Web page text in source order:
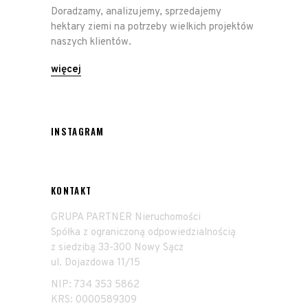
Doradzamy, analizujemy, sprzedajemy
hektary ziemi na potrzeby wielkich projektów
naszych klientów.
więcej
INSTAGRAM
KONTAKT
GRUPA PARTNER Nieruchomości
Spółka z ograniczoną odpowiedzialnością
z siedzibą 33-300 Nowy Sącz
ul. Dojazdowa 11/15
NIP: 734 353 5862
KRS: 0000589309